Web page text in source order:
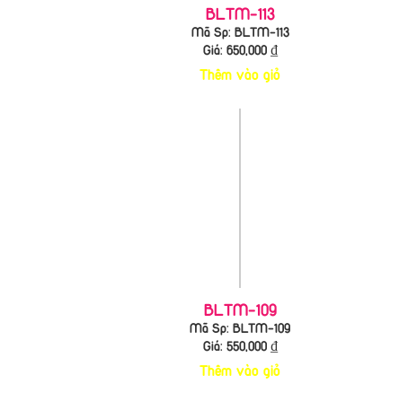
BLTM-113
Mã Sp: BLTM-113
Giá: 650,000₫
Thêm vào giỏ
BLTM-109
Mã Sp: BLTM-109
Giá: 550,000₫
Thêm vào giỏ